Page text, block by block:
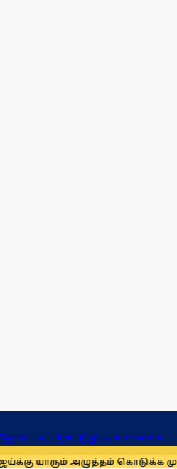
ஜோதிடம்தமிழ்நாடுஇந்தியாஉலகம்
அழுத்தம் கொடுக்க முடியாது: